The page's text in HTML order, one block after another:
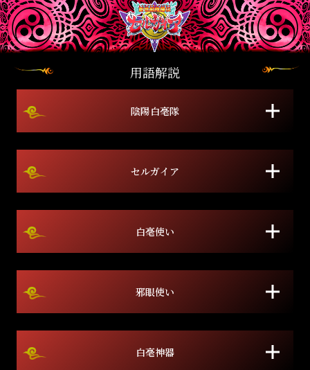
用語解説
陰陽白毫隊
セルガイア
白毫使い
邪眼使い
白毫神器